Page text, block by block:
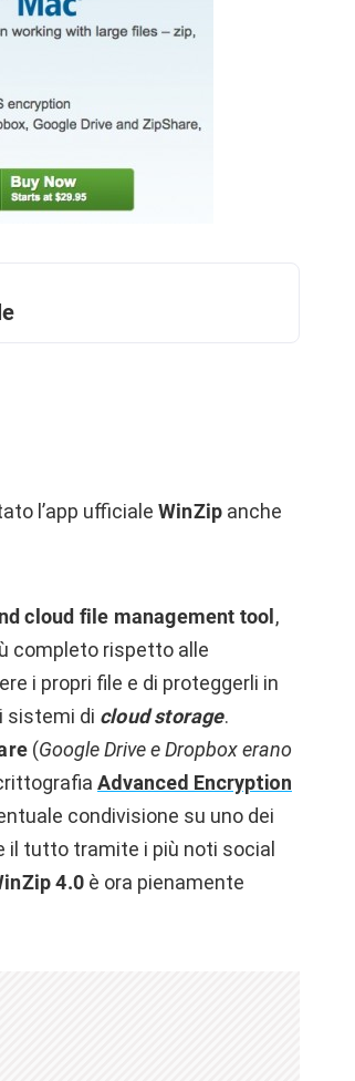
l’app ufficiale WinZip anche
cloud file management tool,
completo rispetto alle
i propri file e di proteggerli in
sistemi di cloud storage.
(Google Drive e Dropbox erano
Advanced Encryption
condivisione su uno dei
il tutto tramite i più noti social
4.0 è ora pienamente